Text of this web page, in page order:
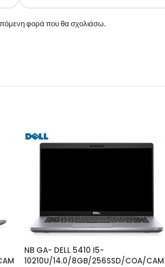
φορά που θα σχολιάσω.
NB GA- DELL 5410 I5-
10210U/14.0/8GB/256SSD/COA/CAM